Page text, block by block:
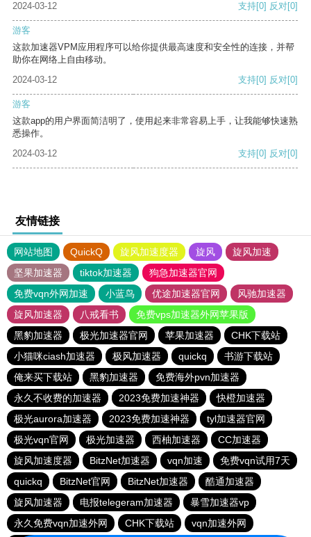
2024-03-12 支持[0] 反对[0]
游客
这款加速器VPM应用程序可以给你提供最高速度和安全性的连接，并帮
助你在网络上自由移动。
2024-03-12
支持[0] 反对[0]
游客
这款app的用户界面简洁明了，使用起来非常容易上手，让我能够快速熟
悉操作。
2024-03-12
支持[0] 反对[0]
友情链接
网站地图 QuickQ 旋风加速度器 旋风
旋风加速
坚果加速器
tiktok加速器
狗急加速器官网
免费vqn外网加速
小蓝鸟 优途加速器官网
风驰加速器
旋风加速器
八戒看书
免费vps加速器外网苹果版
黑豹加速器
极光加速器官网 苹果加速器
CHK下载站
小猫咪ciash加速器
极风加速器 quickq
书游下载站
俺来买下载站
黑豹加速器
免费海外pvn加速器
永久不收费的加速器
2023免费加速神器
快橙加速器
极光aurora加速器
2023免费加速神器
tyl加速器官网
极光vqn官网
极光加速器 西柚加速器
CC加速器
旋风加速度器
BitzNet加速器 vqn加速
免费vqn试用7天
quickq
BitzNet官网 BitzNet加速器
酷通加速器
旋风加速器
电报telegeram加速器
暴雪加速器vp
永久免费vqn加速外网
CHK下载站 vqn加速外网